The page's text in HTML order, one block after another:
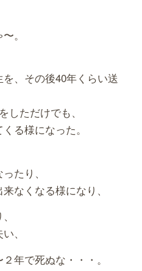
。
、その後40年くらい送
しただけでも、
る様になった。
たり、
なくなる様になり、
、
年で死ぬな・・・。